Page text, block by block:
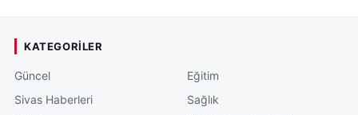
KATEGORILER
Güncel
Sivas Haberleri
Eğitim
Sağlık